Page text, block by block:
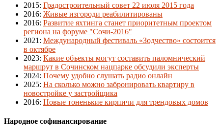
2015: Градостроительный совет 22 июля 2015 года
2016: Живые изгороди реабилитированы
2016: Развитие яхтинга станет приоритетным проектом
региона на форуме "Сочи-2016"
2021 : Международный фестиваль «Зодчество» состоится
в октябре
2023: Какие объекты могут составить паломнический
маршрут в Сочинском нацпарке обсудили эксперты
2024: Почему удобно слушать радио онлайн
2025: На сколько можно забронировать квартиру в
новостройке у застройщика
2016: Новые тоненькие кирпичи для трендовых домов
Народное софинансирование